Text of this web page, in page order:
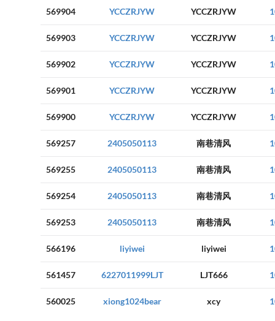
569904 YCCZRJYW YCCZRJYW
569903 YCCZRJYW YCCZRJYW
569902 YCCZRJYW YCCZRJYW
569901 YCCZRJYW YCCZRJYW
569900 YCCZRJYW YCCZRJYW
569257 2405050113 南巷清风
569255 2405050113 南巷清风
569254 2405050113 南巷清风
569253 2405050113 南巷清风
566196 liyiwei liyiwei
561457 6227011999LJT LJT666
560025 xiong1024bear xcy